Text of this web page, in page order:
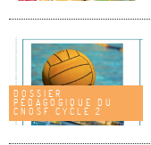
DOSSIER
PÉDAGOGIQUE DU
CNOSF CYCLE 2